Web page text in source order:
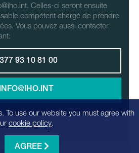
Celles-ci seront ensuite
compétent chargé de prendre
Vous pouvez aussi contacter
93 10 81 00
INFO@IHO.INT
2026 - RealizationFactrics
To use our website you must agree with
cookie policy.
AGREE